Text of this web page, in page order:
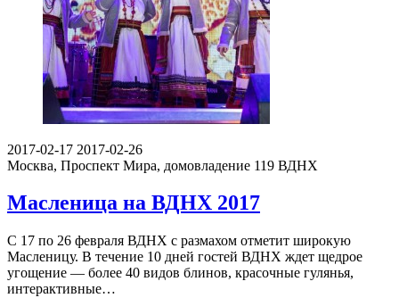
2017-02-17 2017-02-26
Москва, Проспект Мира, домовладение 119 ВДНХ
Масленица на ВДНХ 2017
С 17 по 26 февраля ВДНХ с размахом отметит широкую
Масленицу. В течение 10 дней гостей ВДНХ ждет щедрое
угощение — более 40 видов блинов, красочные гулянья,
интерактивные…